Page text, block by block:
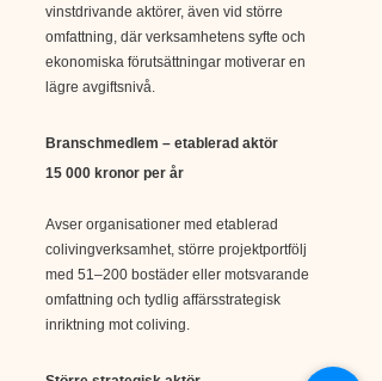
vinstdrivande aktörer, även vid större
omfattning, där verksamhetens syfte och
ekonomiska förutsättningar motiverar en
lägre avgiftsnivå.
Branschmedlem – etablerad aktör
15 000 kronor per år
Avser organisationer med etablerad
colivingverksamhet, större projektportfölj
med 51–200 bostäder eller motsvarande
omfattning och tydlig affärsstrategisk
inriktning mot coliving.